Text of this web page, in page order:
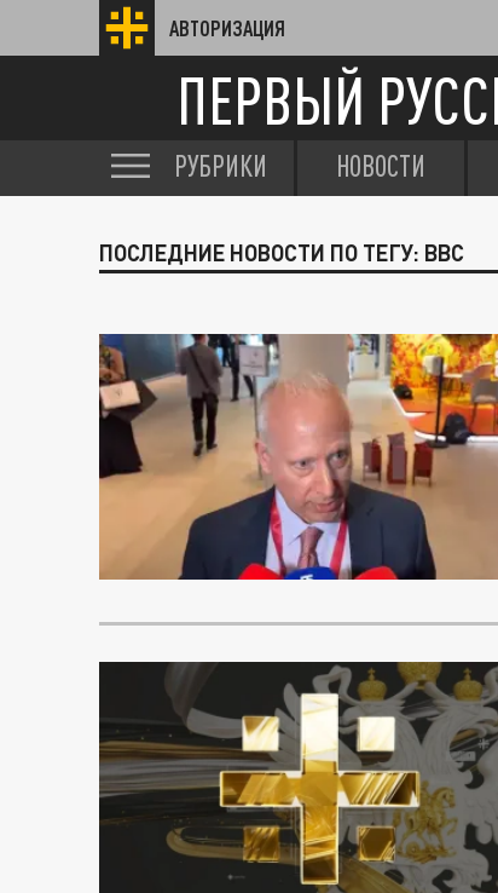
АВТОРИЗАЦИЯ
ПЕРВЫЙ
РУБРИКИ НОВОСТИ
ПОСЛЕДНИЕ НОВОСТИ ПО ТЕГУ: BBC